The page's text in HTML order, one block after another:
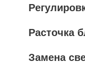
Расточка
Замена